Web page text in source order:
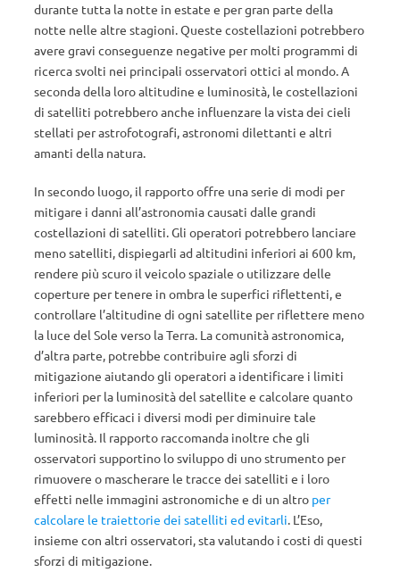
durante tutta la notte in estate e per gran parte della
notte nelle altre stagioni. Queste costellazioni potrebbero
avere gravi conseguenze negative per molti programmi di
ricerca svolti nei principali osservatori ottici al mondo. A
seconda della loro altitudine e luminosità, le costellazioni
di satelliti potrebbero anche influenzare la vista dei cieli
stellati per astrofotografi, astronomi dilettanti e altri
amanti della natura.
In secondo luogo, il rapporto offre una serie di modi per
mitigare i danni all’astronomia causati dalle grandi
costellazioni di satelliti. Gli operatori potrebbero lanciare
meno satelliti, dispiegarli ad altitudini inferiori ai 600 km,
rendere più scuro il veicolo spaziale o utilizzare delle
coperture per tenere in ombra le superfici riflettenti, e
controllare l’altitudine di ogni satellite per riflettere meno
la luce del Sole verso la Terra. La comunità astronomica,
d’altra parte, potrebbe contribuire agli sforzi di
mitigazione aiutando gli operatori a identificare i limiti
inferiori per la luminosità del satellite e calcolare quanto
sarebbero efficaci i diversi modi per diminuire tale
luminosità. Il rapporto raccomanda inoltre che gli
osservatori supportino lo sviluppo di uno strumento per
rimuovere o mascherare le tracce dei satelliti e i loro
effetti nelle immagini astronomiche e di un altro per
calcolare le traiettorie dei satelliti ed evitarli. L’Eso,
insieme con altri osservatori, sta valutando i costi di questi
sforzi di mitigazione.